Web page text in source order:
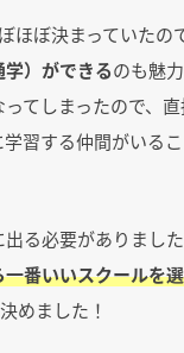
ほぼ決まっていたの
）ができるのも魅
てしまったので、
習する仲間がいる
る必要がありました
番いいスクールを
めました！